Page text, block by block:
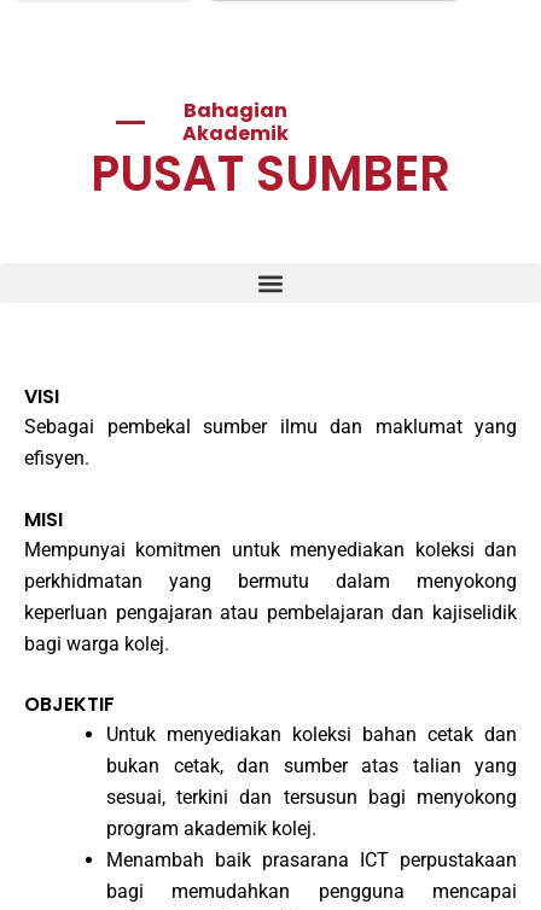
Bahagian
Akademik
PUSAT SUMBER
VISI
Sebagai pembekal sumber ilmu dan maklumat yang
efisyen.
MISI
Mempunyai komitmen untuk menyediakan koleksi dan
perkhidmatan yang bermutu dalam menyokong
keperluan pengajaran atau pembelajaran dan kajiselidik
bagi warga kolej.
OBJEKTIF
Untuk menyediakan koleksi bahan cetak dan
bukan cetak, dan sumber atas talian yang
sesuai, terkini dan tersusun bagi menyokong
program akademik kolej.
Menambah baik prasarana ICT perpustakaan
bagi memudahkan pengguna mencapai